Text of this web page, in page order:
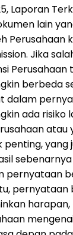
Laporan
lain
Perusahaan
Jika
Perusahaan
berbeda
dalam
ada risiko
atau
penting, yang
pernyataan